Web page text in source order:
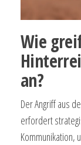
Wie
an?
Der Angriff aus
erfordert
Kommunikation,